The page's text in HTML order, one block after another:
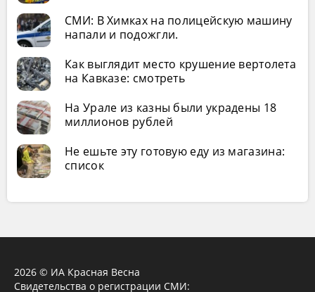
СМИ: В Химках на полицейскую машину
напали и подожгли.
Как выглядит место крушение вертолета
на Кавказе: смотреть
На Урале из казны были украдены 18
миллионов рублей
Не ешьте эту готовую еду из магазина:
список
2026 © ИА Красная Весна
Свидетельства о регистрации СМИ: